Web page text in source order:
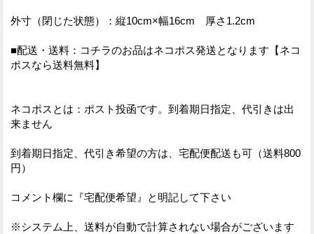
外寸（閉じた状態）：縦10cm×幅16cm 厚さ1.2cm
■配送・送料：コチラのお品はネコポス発送となります【ネコ
ポスなら送料無料】
ネコポスとは：ポスト投函です。到着期日指定、代引きは出
来ません
到着期日指定、代引き希望の方は、宅配便配送も可（送料800
円）
コメント欄に『宅配便希望』と明記して下さい
※システム上、送料が自動で計算されない場合がございます